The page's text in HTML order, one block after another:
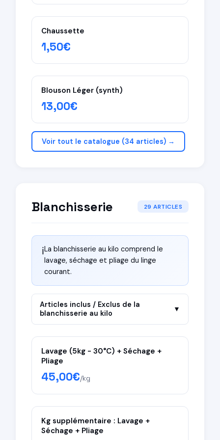
Chaussette
1,50€
Blouson Léger (synth)
13,00€
Voir tout le catalogue (34 articles) →
Blanchisserie 29 ARTICLES
ℹ️La blanchisserie au kilo comprend le
lavage, séchage et pliage du linge
courant.
Articles inclus / Exclus de la
blanchisserie au kilo
▼
✓ Inclus dans la blanchisserie au kilo
T-shirts & polos
Chaussettes
× Exclus (traitement spécial)
Lavage (5kg - 30°C) + Séchage +
Pliage
45,00€/kg
Kg supplémentaire : Lavage +
Séchage + Pliage